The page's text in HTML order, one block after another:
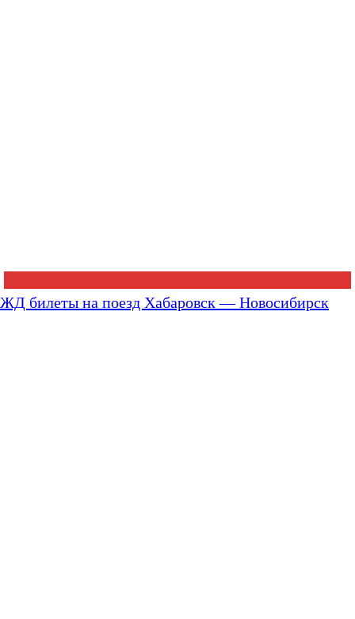
ЖД билеты на поезд Хабаровск — Новосибирск